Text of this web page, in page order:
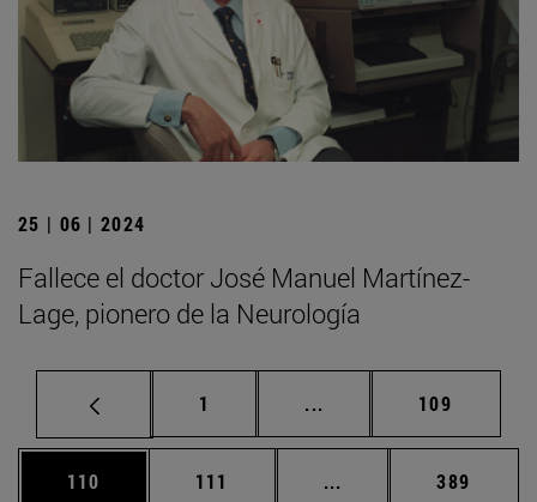
25 | 06 | 2024
Fallece el doctor José Manuel Martínez-
Lage, pionero de la Neurología
Página
1 ... Páginas intermedias
Página
109
Página
110 Página
111 ... Páginas intermedias
Página
389